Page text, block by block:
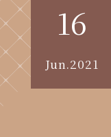
16
Jun.2021